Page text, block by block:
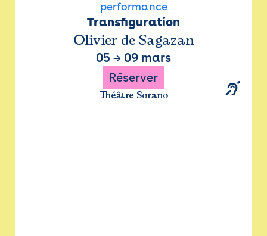
performance
Transfiguration
Olivier de Sagazan
05 → 09 mars
Réserver
Théâtre Sorano